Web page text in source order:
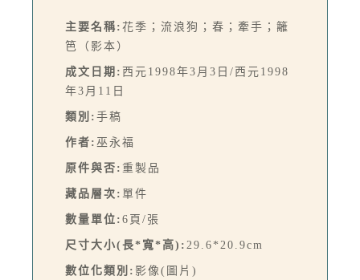
主要名稱: 花季；流浪狗；春；牽手；籬
笆（影本）
成文日期: 西元1998年3月3日/西元1998
年3月11日
類別: 手稿
作者: 巫永福
原件與否: 重製品
藏品層次: 單件
數量單位: 6頁/張
尺寸大小(長*寬*高): 29.6*20.9cm
數位化類別: 影像(圖片)